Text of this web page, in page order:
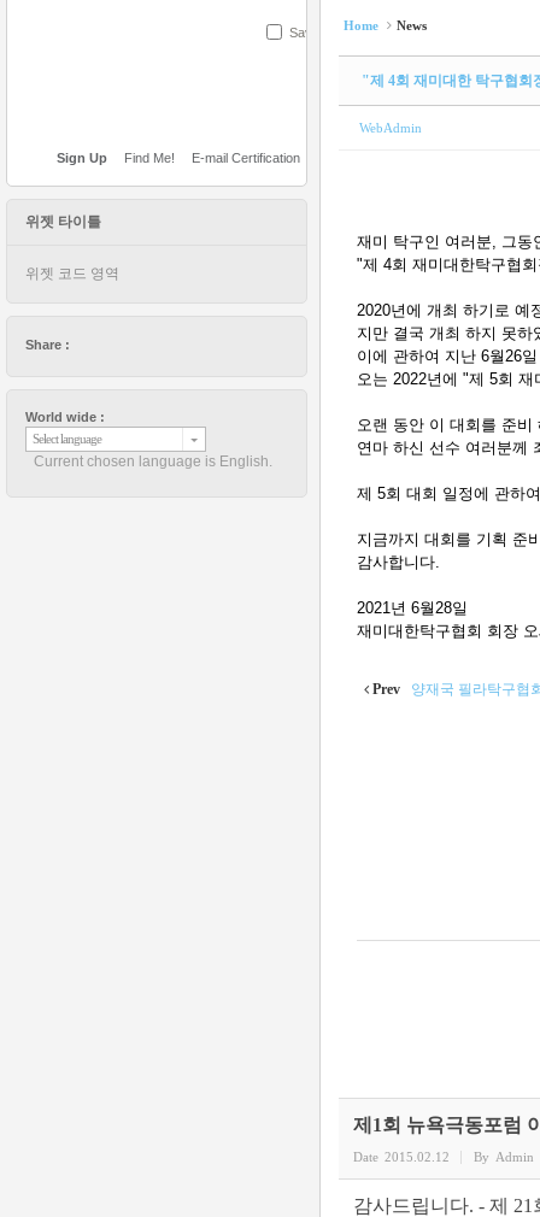
Save
Sign Up Find Me! E-mail Certification
위젯 타이틀
위젯 코드 영역
Share :
World wide :
Select language
Current chosen language is English.
Home News
"제 4회 재미대한 탁구협회
WebAdmin
재미 탁구인 여러분, 그동
"제 4회 재미대한탁구협
2020년에 개최 하기로 예
지만 결국 개최 하지 못
이에 관하여 지난 6월26
오는 2022년에 "제 5회
오랜 동안 이 대회를 준
연마 하신 선수 여러분께
제 5회 대회 일정에 관하
지금까지 대회를 기획 준
감사합니다.
2021년 6월28일
재미대한탁구협회 회장
Prev 양재국 필라탁구협
제1회 뉴욕극동포럼
Date 2015.02.12 By Admin
감사드립니다. - 제